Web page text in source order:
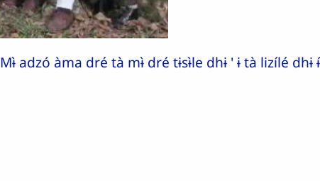
Mɨ̀ adzó àma dré tà mɨ̀ dré tɨsɨ̀le dhɨ ' ɨ tà lizílé dhɨ